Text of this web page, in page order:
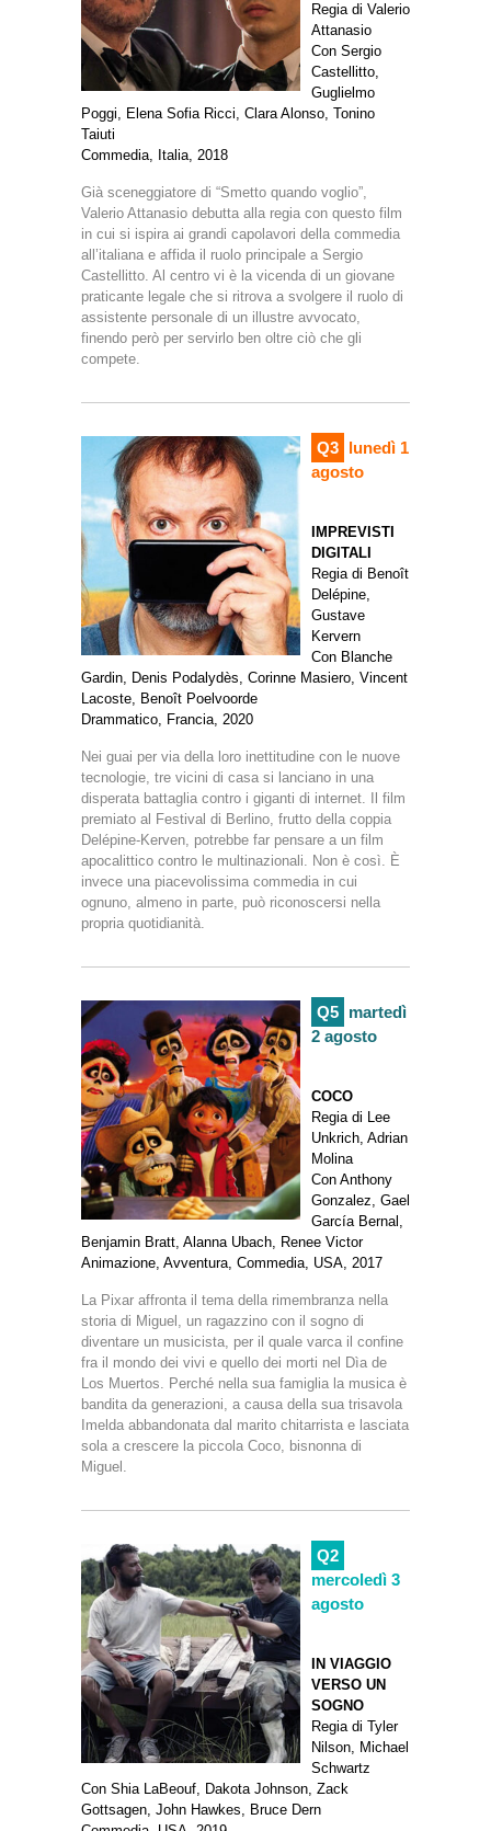
Regia di Valerio
Attanasio
Con Sergio
Castellitto,
Guglielmo
Poggi, Elena Sofia Ricci, Clara Alonso, Tonino
Taiuti
Commedia, Italia, 2018
Già sceneggiatore di “Smetto quando voglio”,
Valerio Attanasio debutta alla regia con questo film
in cui si ispira ai grandi capolavori della commedia
all’italiana e affida il ruolo principale a Sergio
Castellitto. Al centro vi è la vicenda di un giovane
praticante legale che si ritrova a svolgere il ruolo di
assistente personale di un illustre avvocato,
finendo però per servirlo ben oltre ciò che gli
compete.
Q3 lunedì 1
agosto
IMPREVISTI
DIGITALI
Regia di Benoît
Delépine,
Gustave
Kervern
Con Blanche
Gardin, Denis Podalydès, Corinne Masiero, Vincent
Lacoste, Benoît Poelvoorde
Drammatico, Francia, 2020
Nei guai per via della loro inettitudine con le nuove
tecnologie, tre vicini di casa si lanciano in una
disperata battaglia contro i giganti di internet. Il film
premiato al Festival di Berlino, frutto della coppia
Delépine-Kerven, potrebbe far pensare a un film
apocalittico contro le multinazionali. Non è così. È
invece una piacevolissima commedia in cui
ognuno, almeno in parte, può riconoscersi nella
propria quotidianità.
Q5 martedì
2 agosto
COCO
Regia di Lee
Unkrich, Adrian
Molina
Con Anthony
Gonzalez, Gael
García Bernal,
Benjamin Bratt, Alanna Ubach, Renee Victor
Animazione, Avventura, Commedia, USA, 2017
La Pixar affronta il tema della rimembranza nella
storia di Miguel, un ragazzino con il sogno di
diventare un musicista, per il quale varca il confine
fra il mondo dei vivi e quello dei morti nel Dìa de
Los Muertos. Perché nella sua famiglia la musica è
bandita da generazioni, a causa della sua trisavola
Imelda abbandonata dal marito chitarrista e lasciata
sola a crescere la piccola Coco, bisnonna di
Miguel.
Q2
mercoledì 3
agosto
IN VIAGGIO
VERSO UN
SOGNO
Regia di Tyler
Nilson, Michael
Schwartz
Con Shia LaBeouf, Dakota Johnson, Zack
Gottsagen, John Hawkes, Bruce Dern